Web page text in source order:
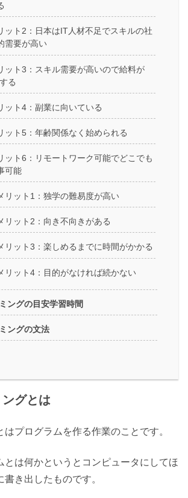
ット2：日本はIT人材不足でスキルの社
需要が高い
ット3：スキル需要が高いので給料が
る
ット4：副業に向いている
ット5：年齢関係なく始められる
ット6：リモートワーク可能でどこでも
可能
リット1：独学の難易度が高い
リット2：向き不向きがある
リット3：楽しめるまでに時間がかかる
リット4：目的がなければ続かない
ングの目安学習時間
ングの文法
グとは
はプログラムを作る作業のこと です。
とは何かというとコンピュータにしてほ
書き出したものです。